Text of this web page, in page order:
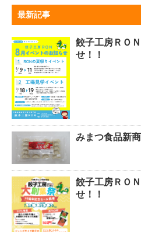
最新記事
餃子工房ＲＯ
せ！！
みまつ食品新
餃子工房ＲＯ
せ！！